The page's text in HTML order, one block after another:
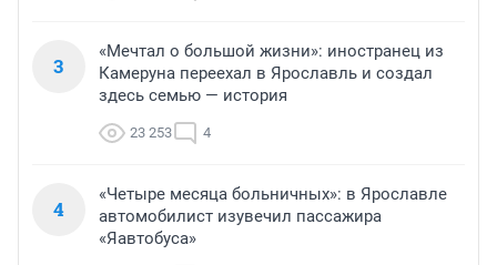
3
«Мечтал о большой жизни»: иностранец из
Камеруна переехал в Ярославль и создал
здесь семью — история
23 253 4
4
«Четыре месяца больничных»: в Ярославле
автомобилист изувечил пассажира
«Яавтобуса»